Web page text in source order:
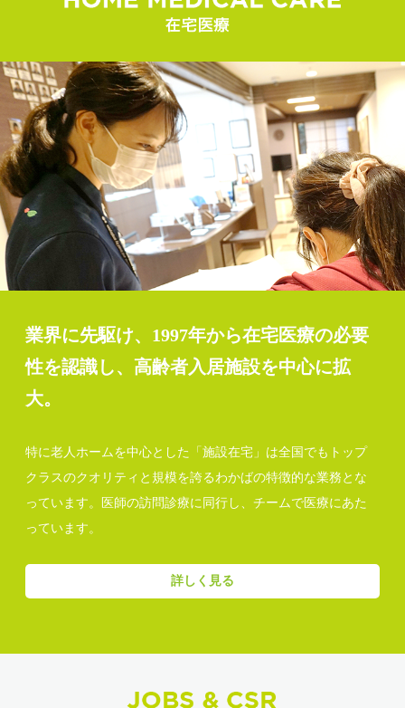
業界に先駆け、1997年から在宅医療の必要
性を認識し、高齢者入居施設を中心に拡
大。
特に老人ホームを中心とした「施設在宅」は全国でもトップ
クラスのクオリティと規模を誇るわかばの特徴的な業務とな
っています。医師の訪問診療に同行し、チームで医療にあた
っています。
詳しく見る